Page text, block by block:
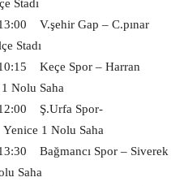
Stadı
V.şehir Gap – C.pınar
Stadı
Keçe Spor – Harran
Nolu Saha
Ş.Urfa Spor-
Yenice 1 Nolu Saha
Bağmancı Spor – Siverek
Saha